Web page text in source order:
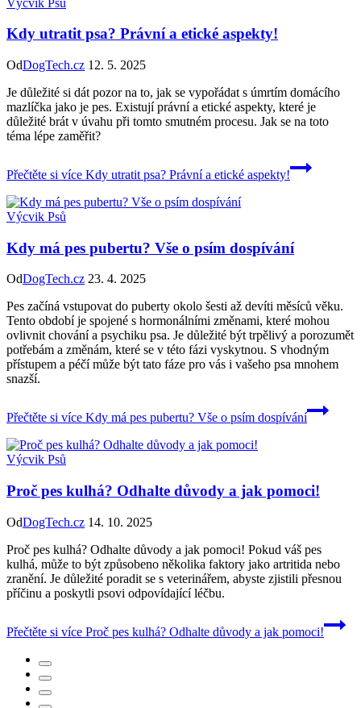
Kdy utratit psa? Právní a etické aspekty!
OdDogTech.cz 12. 5. 2025
Je důležité si dát pozor na to, jak se vypořádat s úmrtím domácího
mazlíčka jako je pes. Existují právní a etické aspekty, které je
důležité brát v úvahu při tomto smutném procesu. Jak se na toto
téma lépe zaměřit?
Přečtěte si více Kdy utratit psa? Právní a etické aspekty!
Výcvik Psů
Kdy má pes pubertu? Vše o psím dospívání
OdDogTech.cz 23. 4. 2025
Pes začíná vstupovat do puberty okolo šesti až devíti měsíců věku.
Tento období je spojené s hormonálními změnami, které mohou
ovlivnit chování a psychiku psa. Je důležité být trpělivý a porozumět
potřebám a změnám, které se v této fázi vyskytnou. S vhodným
přístupem a péčí může být tato fáze pro vás i vašeho psa mnohem
snazší.
Přečtěte si více Kdy má pes pubertu? Vše o psím dospívání
Výcvik Psů
Proč pes kulhá? Odhalte důvody a jak pomoci!
OdDogTech.cz 14. 10. 2025
Proč pes kulhá? Odhalte důvody a jak pomoci! Pokud váš pes
kulhá, může to být způsobeno několika faktory jako artritida nebo
zranění. Je důležité poradit se s veterinářem, abyste zjistili přesnou
příčinu a poskytli psovi odpovídající léčbu.
Přečtěte si více Proč pes kulhá? Odhalte důvody a jak pomoci!